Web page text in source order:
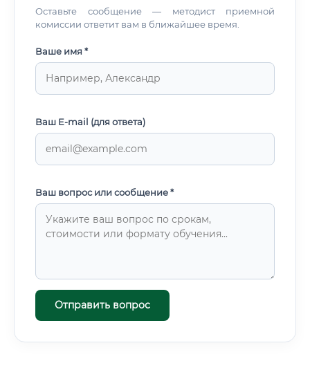
Оставьте сообщение — методист приемной
комиссии ответит вам в ближайшее время.
Ваше имя *
Ваш E-mail (для ответа)
Ваш вопрос или сообщение *
Отправить вопрос